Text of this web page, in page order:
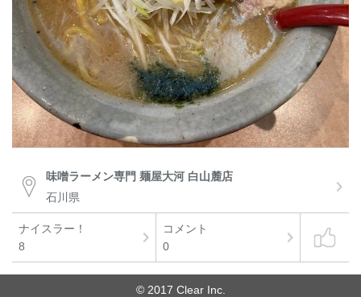
味噌ラーメン専門 麺屋大河 白山麓店
石川県
ナイスラー！
8
コメント
0
© 2017 Clear Inc.